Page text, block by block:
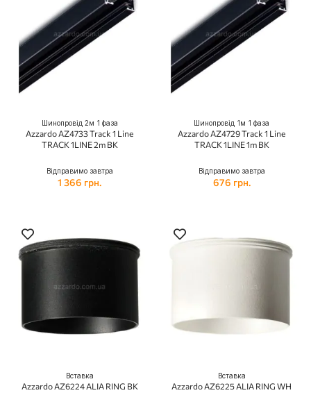
Шинопровід 2м 1 фаза
Azzardo AZ4733 Track 1 Line
TRACK 1LINE 2m BK
Відправимо завтра
1 366 грн.
Шинопровід 1м 1 фаза
Azzardo AZ4729 Track 1 Line
TRACK 1LINE 1m BK
Відправимо завтра
676 грн.
Вставка
Azzardo AZ6224 ALIA RING BK
Вставка
Azzardo AZ6225 ALIA RING WH